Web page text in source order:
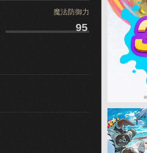
魔法防御力
95